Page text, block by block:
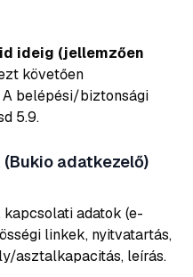
ideig (jellemzően
követően
belépési/biztonsági
5.9.
adatkezelő)
kapcsolati adatok (e-
linkek, nyitvatartás,
asztalkapacitás, leírás.